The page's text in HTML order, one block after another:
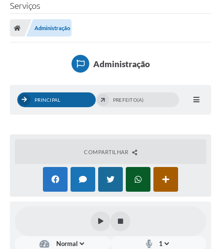
Serviços
Administração
Administração
PRINCIPAL PREFEITO(A)
COMPARTILHAR